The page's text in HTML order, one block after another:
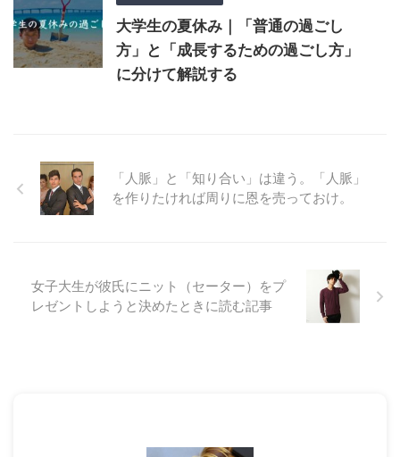
大学生の夏休み｜「普通の過ごし
方」と「成長するための過ごし方」
に分けて解説する
「人脈」と「知り合い」は違う。「人脈」
を作りたければ周りに恩を売っておけ。
女子大生が彼氏にニット（セーター）をプ
レゼントしようと決めたときに読む記事